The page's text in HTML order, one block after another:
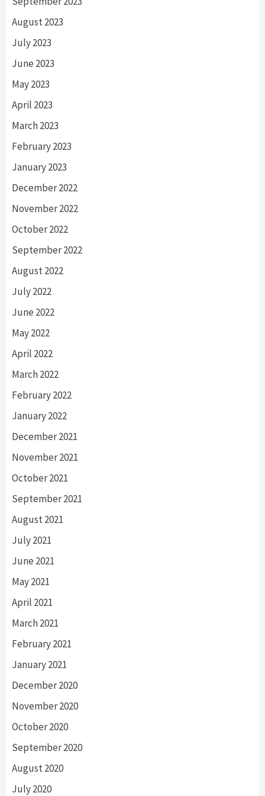
August 2023
July 2023
June 2023
May 2023
April 2023
March 2023
February 2023
January 2023
December 2022
November 2022
October 2022
September 2022
August 2022
July 2022
June 2022
May 2022
April 2022
March 2022
February 2022
January 2022
December 2021
November 2021
October 2021
September 2021
August 2021
July 2021
June 2021
May 2021
April 2021
March 2021
February 2021
January 2021
December 2020
November 2020
October 2020
September 2020
August 2020
July 2020